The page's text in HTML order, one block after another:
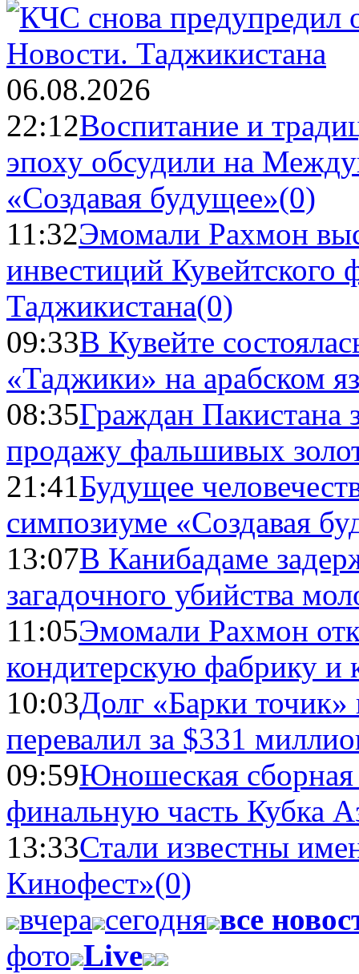
Новости. Таджикистана
06.08.2026
22:12Воспитание и
эпоху обсудили на
«Создавая будущее»(0)
11:32Эмомали Рахмон
инвестиций Кувейтского
Таджикистана(0)
09:33В Кувейте
«Таджики» на арабском
08:35Граждан Пакистана
продажу фальшивых
21:41Будущее
симпозиуме «Создавая
13:07В Канибадаме
загадочного убийства
11:05Эмомали Рахмон
кондитерскую фабрику и
10:03Долг «Барки
перевалил за $331
09:59Юношеская
финальную часть Кубка
13:33Стали известны
Кинофест»(0)
вчера сегодня все
фото Live